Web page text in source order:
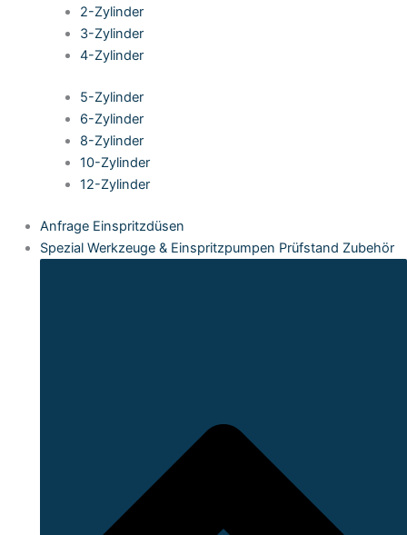
2-Zylinder
3-Zylinder
4-Zylinder
5-Zylinder
6-Zylinder
8-Zylinder
10-Zylinder
12-Zylinder
Anfrage Einspritzdüsen
Spezial Werkzeuge & Einspritzpumpen Prüfstand Zubehör